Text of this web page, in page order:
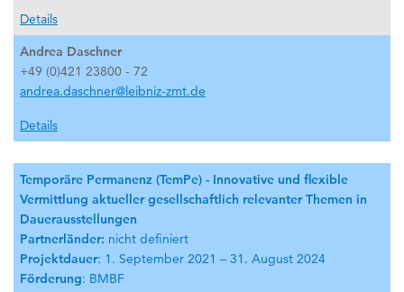
Details
Andrea Daschner
+49 (0)421 23800 - 72
andrea.daschner@leibniz-zmt.de
Details
Temporäre Permanenz (TemPe) - Innovative und flexible
Vermittlung aktueller gesellschaftlich relevanter Themen in
Dauerausstellungen
Partnerländer: nicht definiert
Projektdauer: 1. September 2021 – 31. August 2024
Förderung: BMBF